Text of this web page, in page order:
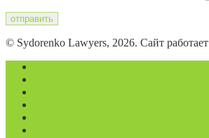
© Sydorenko Lawyers, 2026. Сайт